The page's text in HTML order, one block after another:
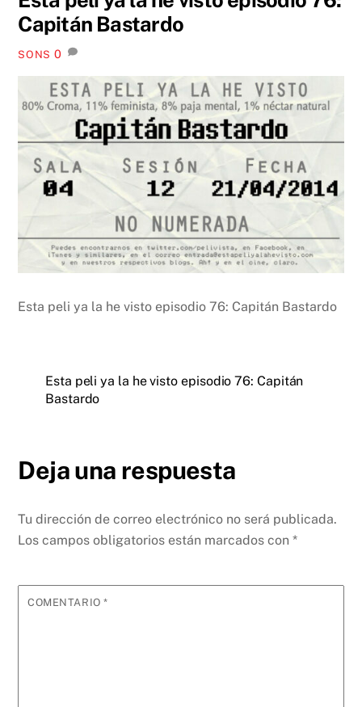
Capitán Bastardo
SONS 0
Esta peli ya la he visto episodio 76: Capitán Bastardo
Esta peli ya la he visto episodio 76: Capitán
Bastardo
Deja una respuesta
Tu dirección de correo electrónico no será publicada.
Los campos obligatorios están marcados con*
COMENTARIO*